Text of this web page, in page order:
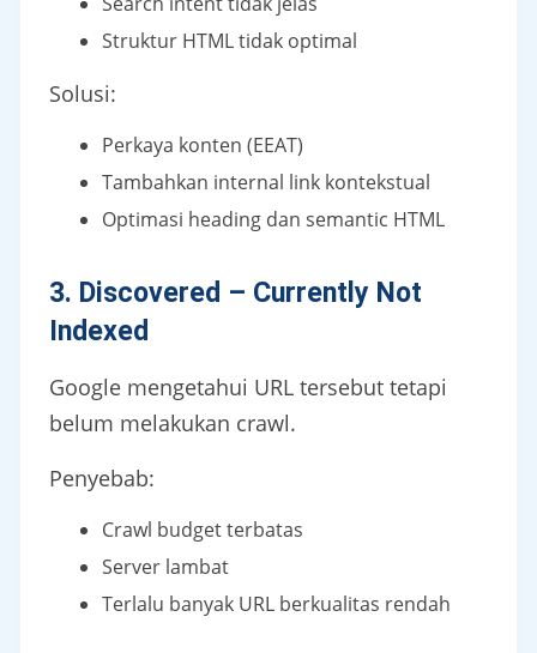
Struktur HTML tidak optimal
Solusi:
Perkaya konten (EEAT)
Tambahkan internal link kontekstual
Optimasi heading dan semantic HTML
3. Discovered – Currently Not
Indexed
Google mengetahui URL tersebut tetapi
belum melakukan crawl.
Penyebab:
Crawl budget terbatas
Server lambat
Terlalu banyak URL berkualitas rendah